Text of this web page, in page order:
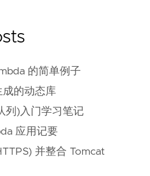
的简单例子
成的动态库
列)入门学习笔记
应用记要
并整合 Tomcat